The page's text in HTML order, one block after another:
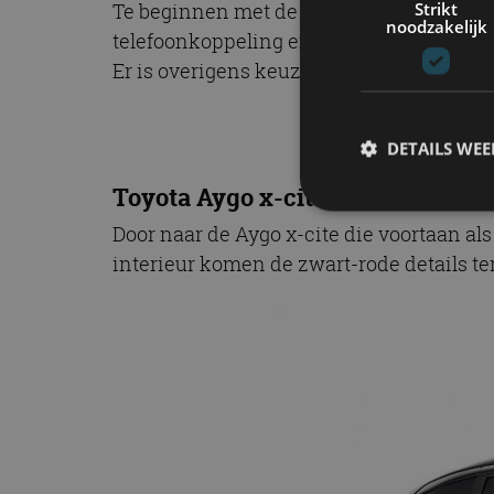
Te beginnen met de Aygo x-fun. Deze
telefoonkoppeling en audiostreaming
Er is overigens keuze uit een drie- of
Toyota Aygo x-cite Bi-Tone
Door naar de Aygo x-cite die voortaan
interieur komen de zwart-rode details
Strikt
noodzakelijk
DETAILS